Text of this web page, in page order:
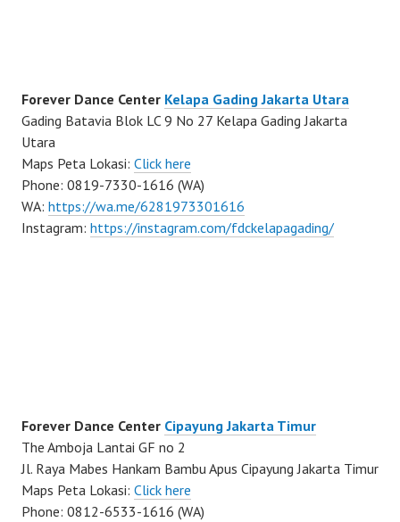
Forever Dance Center Kelapa Gading Jakarta Utara
Gading Batavia Blok LC 9 No 27 Kelapa Gading Jakarta
Utara
Maps Peta Lokasi: Click here
Phone: 0819-7330-1616 (WA)
WA: https://wa.me/6281973301616
Instagram: https://instagram.com/fdckelapagading/
Forever Dance Center Cipayung Jakarta Timur
The Amboja Lantai GF no 2
Jl. Raya Mabes Hankam Bambu Apus Cipayung Jakarta Timur
Maps Peta Lokasi: Click here
Phone: 0812-6533-1616 (WA)